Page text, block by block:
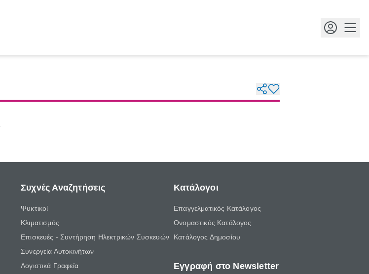
Συχνές Αναζητήσεις
Ψυκτικοί
Κλιματισμός
Επισκευές - Συντήρηση Ηλεκτρικών Συσκευών
Συνεργεία Αυτοκινήτων
Λογιστικά Γραφεία
Κατάλογοι
Επαγγελματικός Κατάλογος
Ονομαστικός Κατάλογος
Κατάλογος Δημοσίου
Εγγραφή στο Newsletter